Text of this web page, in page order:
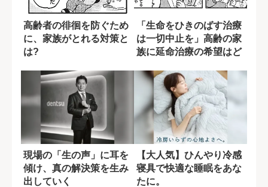
高齢者の徘徊を防ぐため
に、家族がとれる対策と
は?
「生命をひきのばす治療
は一切中止を」高齢の家
族に延命治療の希望はど
現場の「生の声」に耳を
傾け、真の解決策を生み
出していく
【大人気】ひんやり冷感
寝具で快適な睡眠をあな
たに。